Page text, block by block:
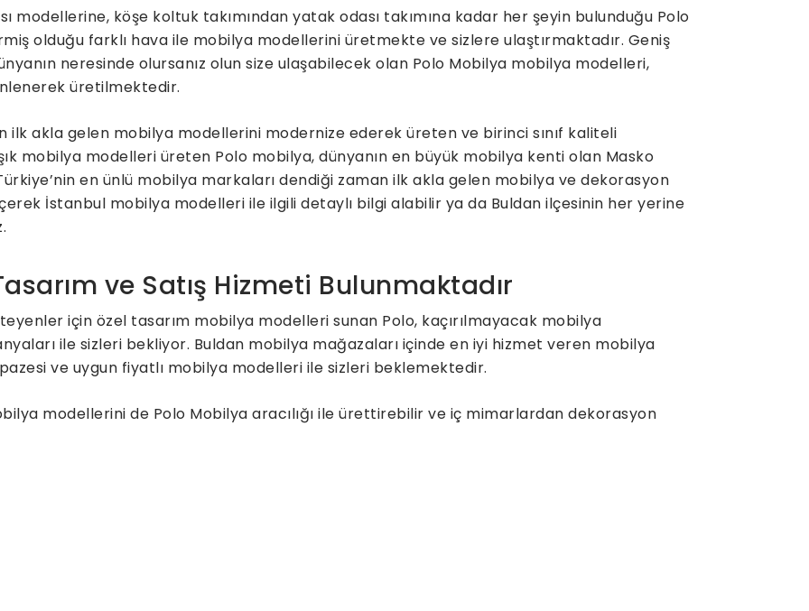
modellerine, köşe koltuk takımından yatak odası takımına kadar her şeyin bulunduğu Polo
olduğu farklı hava ile mobilya modellerini üretmekte ve sizlere ulaştırmaktadır. Geniş
neresinde olursanız olun size ulaşabilecek olan Polo Mobilya mobilya modelleri,
üretilmektedir.
ilk akla gelen mobilya modellerini modernize ederek üreten ve birinci sınıf kaliteli
mobilya modelleri üreten Polo mobilya, dünyanın en büyük mobilya kenti olan Masko
en ünlü mobilya markaları dendiği zaman ilk akla gelen mobilya ve dekorasyon
İstanbul mobilya modelleri ile ilgili detaylı bilgi alabilir ya da Buldan ilçesinin her yerine
ve Satış Hizmeti Bulunmaktadır
için özel tasarım mobilya modelleri sunan Polo, kaçırılmayacak mobilya
ile sizleri bekliyor. Buldan mobilya mağazaları içinde en iyi hizmet veren mobilya
ve uygun fiyatlı mobilya modelleri ile sizleri beklemektedir.
modellerini de Polo Mobilya aracılığı ile ürettirebilir ve iç mimarlardan dekorasyon